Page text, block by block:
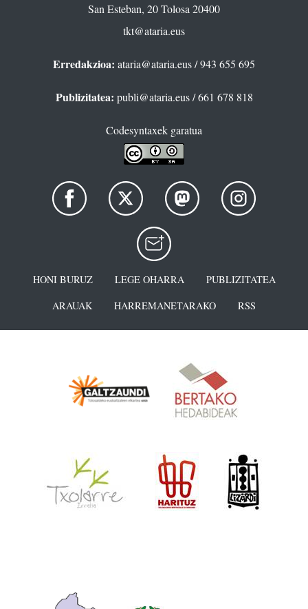
San Esteban, 20 Tolosa 20400
tkt@ataria.eus
Erredakzioa: ataria@ataria.eus/ 943 655 695
Publizitatea: publi@ataria.eus/ 661 678 818
Codesyntaxek garatua
HONI BURUZ LEGE OHARRA
PUBLIZITATEA
ARAUAK
HARREMANETARAKO RSS